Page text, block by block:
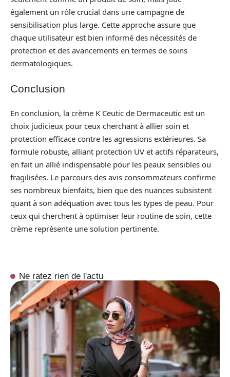
également un rôle crucial dans une campagne de
sensibilisation plus large. Cette approche assure que
chaque utilisateur est bien informé des nécessités de
protection et des avancements en termes de soins
dermatologiques.
Conclusion
En conclusion, la crème K Ceutic de Dermaceutic est un
choix judicieux pour ceux cherchant à allier soin et
protection efficace contre les agressions extérieures. Sa
formule robuste, alliant protection UV et actifs réparateurs,
en fait un allié indispensable pour les peaux sensibles ou
fragilisées. Le parcours des avis consommateurs confirme
ses nombreux bienfaits, bien que des nuances subsistent
quant à son adéquation avec tous les types de peau. Pour
ceux qui cherchent à optimiser leur routine de soin, cette
crème représente une solution pertinente.
Ne ratez rien de l'actu